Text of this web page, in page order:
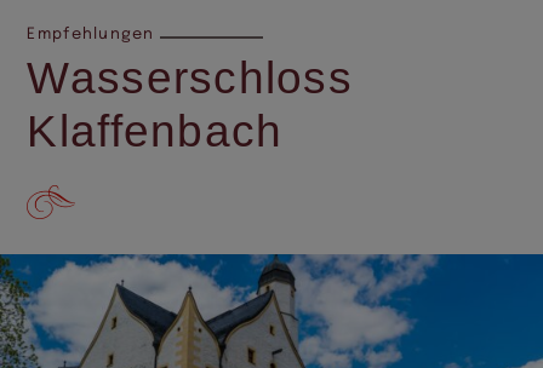
Empfehlungen
Wasserschloss
Klaffenbach